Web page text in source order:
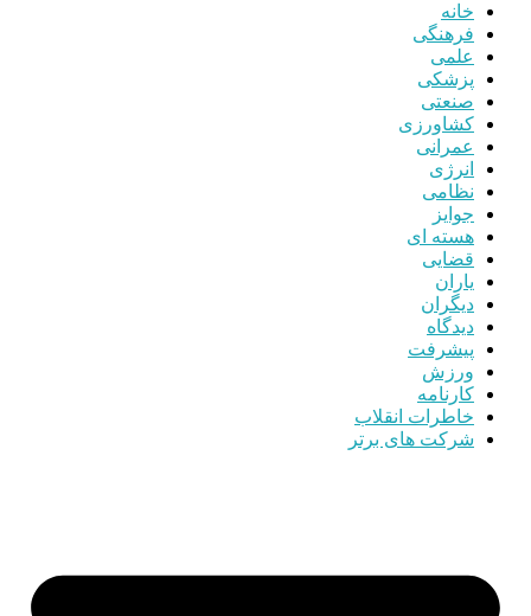
خانه
فرهنگی
علمی
پزشکی
صنعتی
کشاورزی
عمرانی
انرژی
نظامی
جوایز
هسته ای
قضایی
یاران
دیگران
دیدگاه
پیشرفت
ورزش
کارنامه
خاطرات انقلاب
شرکت های برتر